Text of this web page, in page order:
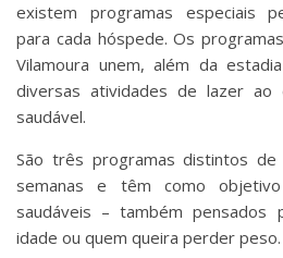
existem programas especiais
para cada hóspede. Os
Vilamoura unem, além da
diversas atividades de lazer ao
saudável.
São três programas distintos
semanas e têm como
saudáveis – também pensados
idade ou quem queira perder peso.